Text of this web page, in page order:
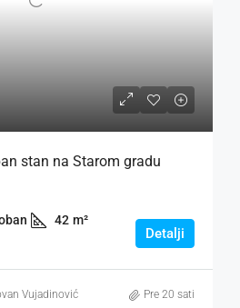
stan na Starom gradu
42 m²
Detalji
Vujadinović Pre 20 sati